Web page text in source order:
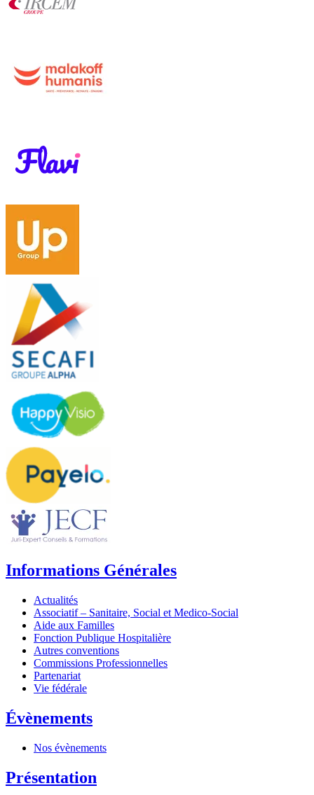
Informations Générales
Actualités
Associatif – Sanitaire, Social et Medico-Social
Aide aux Familles
Fonction Publique Hospitalière
Autres conventions
Commissions Professionnelles
Partenariat
Vie fédérale
Évènements
Nos évènements
Présentation